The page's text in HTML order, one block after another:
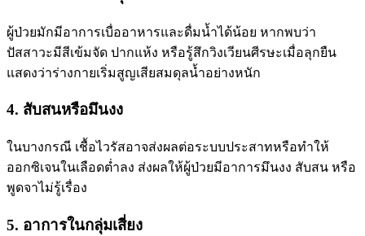
ผู้ป่วยมักมีอาการเบื่ออาหารและดื่มน้ำได้น้อย หากพบว่า
ปัสสาวะมีสีเข้มจัด ปากแห้ง หรือรู้สึกวิงเวียนศีรษะเมื่อลุกยืน
แสดงว่าร่างกายเริ่มสูญเสียสมดุลน้ำอย่างหนัก
4. สับสนหรือมึนงง
ในบางกรณี เชื้อไวรัสอาจส่งผลต่อระบบประสาทหรือทำให้
ออกซิเจนในเลือดต่ำลง ส่งผลให้ผู้ป่วยมีอาการมึนงง สับสน หรือ
พูดจาไม่รู้เรื่อง
5. อาการในกลุ่มเสี่ยง